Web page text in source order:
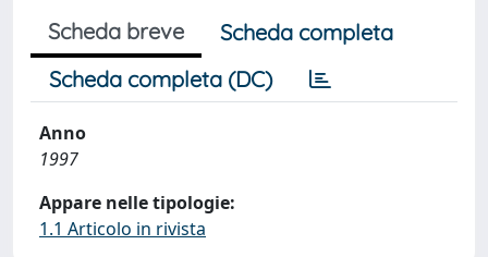
Scheda breve
Scheda completa
Scheda completa (DC)
Anno
1997
Appare nelle tipologie:
1.1 Articolo in rivista